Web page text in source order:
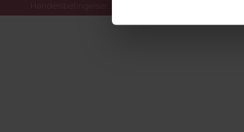
Handelsbetingelser